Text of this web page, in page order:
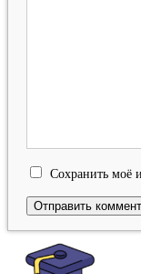
Сохранить моё